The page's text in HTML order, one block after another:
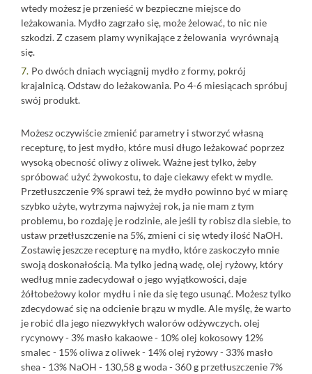
wtedy możesz je przenieść w bezpieczne miejsce do
leżakowania. Mydło zagrzało się, może żelować, to nic nie
szkodzi. Z czasem plamy wynikające z żelowania wyrównają
się.
Po dwóch dniach wyciągnij mydło z formy, pokrój
krajalnicą. Odstaw do leżakowania. Po 4-6 miesiącach spróbuj
swój produkt.
Możesz oczywiście zmienić parametry i stworzyć własną
recepturę, to jest mydło, które musi długo leżakować poprzez
wysoką obecność oliwy z oliwek. Ważne jest tylko, żeby
spróbować użyć żywokostu, to daje ciekawy efekt w mydle.
Przetłuszczenie 9% sprawi też, że mydło powinno być w miarę
szybko użyte, wytrzyma najwyżej rok, ja nie mam z tym
problemu, bo rozdaję je rodzinie, ale jeśli ty robisz dla siebie, to
ustaw przetłuszczenie na 5%, zmieni ci się wtedy ilość NaOH.
Zostawię jeszcze recepturę na mydło, które zaskoczyło mnie
swoją doskonałością. Ma tylko jedną wadę, olej ryżowy, który
według mnie zadecydował o jego wyjątkowości, daje
żółtobeżowy kolor mydłu i nie da się tego usunąć. Możesz tylko
zdecydować się na odcienie brązu w mydle. Ale myślę, że warto
je robić dla jego niezwykłych walorów odżywczych. olej
rycynowy - 3% masło kakaowe - 10% olej kokosowy 12%
smalec - 15% oliwa z oliwek - 14% olej ryżowy - 33% masło
shea - 13% NaOH - 130,58 g woda - 360 g przetłuszczenie 7%